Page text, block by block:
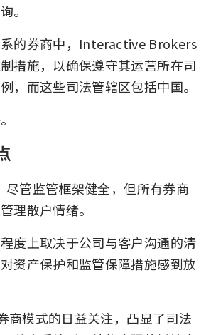
。
的券商中，Interactive Brokers
措施，以确保遵守其运营所在司
，而这些司法管辖区包括中国。
尽管监管框架健全，但所有券商
理散户情绪。
度上取决于公司与客户沟通的清
资产保护和监管保障措施感到放
商模式的日益关注，凸显了司法